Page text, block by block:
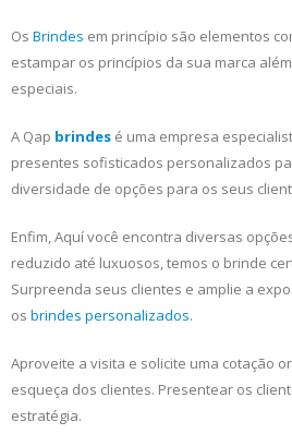
Os Brindes em princípio são elementos
estampar os princípios da sua marca
especiais.
A Qap brindes é uma empresa
presentes sofisticados personalizados
diversidade de opções para os seus
Enfim, Aquí você encontra diversas
reduzido até luxuosos, temos o brinde
Surpreenda seus clientes e amplie a
os brindes personalizados.
Aproveite a visita e solicite uma cotação
esqueça dos clientes. Presentear os
estratégia.